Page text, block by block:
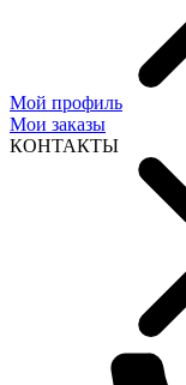
Мой профиль
Мои заказы
КОНТАКТЫ